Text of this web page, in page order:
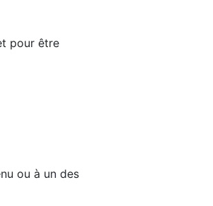
pour être
ou à un des